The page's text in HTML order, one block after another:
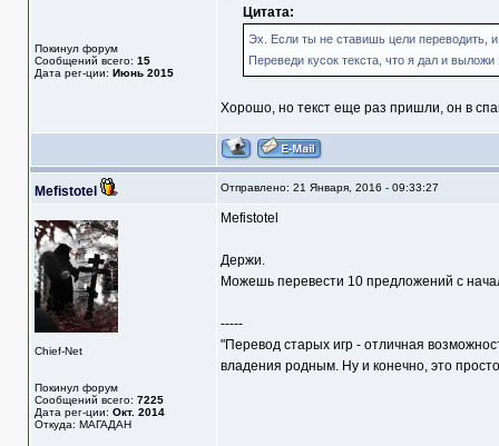
Покинул форум
Сообщений всего: 15
Дата рег-ции: Июнь 2015
Цитата:
Эх. Если ты не ставишь цели переводить,
Переведи кусок текста, что я дал и
Хорошо, но текст еще раз пришли, он в
Mefistotel Отправлено: 21 Января, 2016 - 09:33:27
Chief-Net
Покинул форум
Сообщений всего: 7225
Дата рег-ции: Окт. 2014
Откуда: МАГАДАН
Mefistotel
Держи.
Можешь перевести 10 предложений с
-----
"Перевод старых игр - отличная
владения родным. Ну и конечно, это